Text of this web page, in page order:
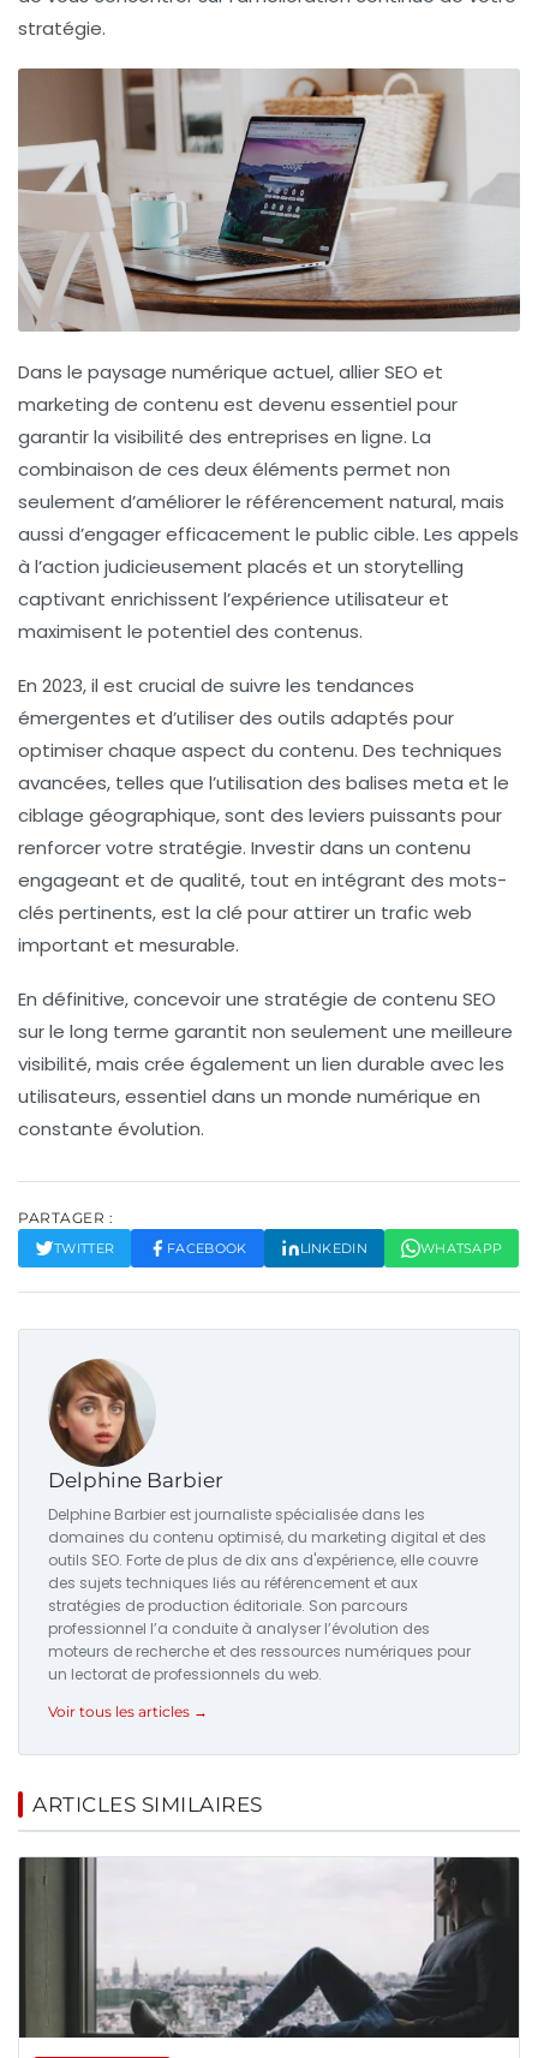
stratégie.
Dans le paysage numérique actuel, allierSEO et
marketing de contenu est devenu essentiel pour
garantir la visibilité des entreprises en ligne. La
combinaison de ces deux éléments permet non
seulement d’améliorer le référencement natural, mais
aussi d’engager efficacement le public cible. Les appels
à l’action judicieusement placés et un storytelling
captivant enrichissent l’expérience utilisateur et
maximisent le potentiel des contenus.
En 2023, il est crucial de suivre les tendances
émergentes et d’utiliser des outils adaptés pour
optimiser chaque aspect du contenu. Des techniques
avancées, telles que l’utilisation des balises meta et le
ciblage géographique, sont des leviers puissants pour
renforcer votre stratégie. Investir dans un contenu
engageant et de qualité, tout en intégrant des mots-
clés pertinents, est la clé pour attirer un trafic web
important et mesurable.
En définitive, concevoir une stratégie de contenu SEO
sur le long terme garantit non seulement une meilleure
visibilité, mais crée également un lien durable avec les
utilisateurs, essentiel dans un monde numérique en
constante évolution.
PARTAGER :
TWITTER FACEBOOK LINKEDIN WHATSAPP
Delphine Barbier
Delphine Barbier est journaliste spécialisée dans les
domaines du contenu optimisé, du marketing digital et des
outils SEO. Forte de plus de dix ans d'expérience, elle couvre
des sujets techniques liés au référencement et aux
stratégies de production éditoriale. Son parcours
professionnel l’a conduite à analyser l’évolution des
moteurs de recherche et des ressources numériques pour
un lectorat de professionnels du web.
Voir tous les articles →
ARTICLES SIMILAIRES